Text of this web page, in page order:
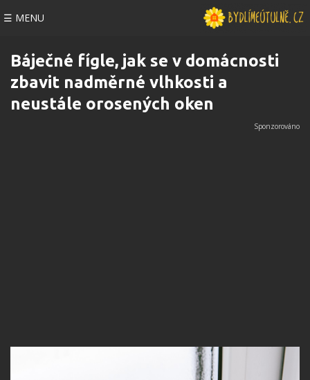
☰ MENU
Báječné fígle, jak se v domácnosti
zbavit nadměrné vlhkosti a
neustále orosených oken